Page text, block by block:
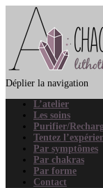
Déplier la navigation
L’atelier
Les soins
Purifier/
Tentez
Par symptômes
Par chakras
Par forme
Contact